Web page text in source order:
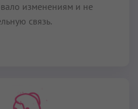
изменениям и не
связь.